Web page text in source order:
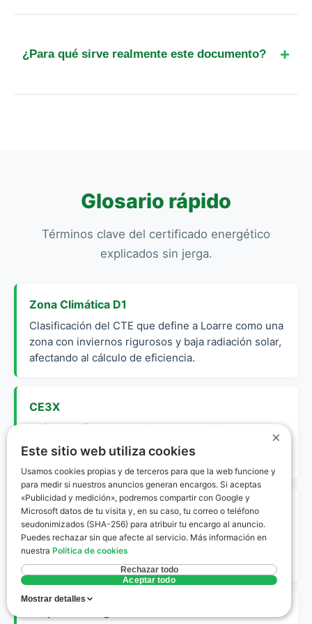
instalaciones térmicas.
¿Para qué sirve realmente este documento?
Glosario rápido
Términos clave del certificado energético
explicados sin jerga.
Zona Climática D1
Clasificación del CTE que define a Loarre como una
zona con inviernos rigurosos y baja radiación solar,
afectando al cálculo de eficiencia.
CE3X
Software oficial reconocido por el Ministerio para la
realización de certificaciones energéticas en
edificios existentes.
Envolvente Térmica
Conjunto de cerramientos (muros, ventanas,
techos) que separan el interior habitable del
exterior.
×
Este sitio web utiliza cookies
Usamos cookies propias y de terceros para que la web funcione y
para medir si nuestros anuncios generan encargos. Si aceptas
«Publicidad y medición», podremos compartir con Google y
Microsoft datos de tu visita y, en su caso, tu correo o teléfono
seudonimizados (SHA-256) para atribuir tu encargo al anuncio.
Puedes rechazar sin que afecte al servicio. Más información en
nuestra Política de cookies
Rechazar todo
Aceptar todo
Mostrar detalles